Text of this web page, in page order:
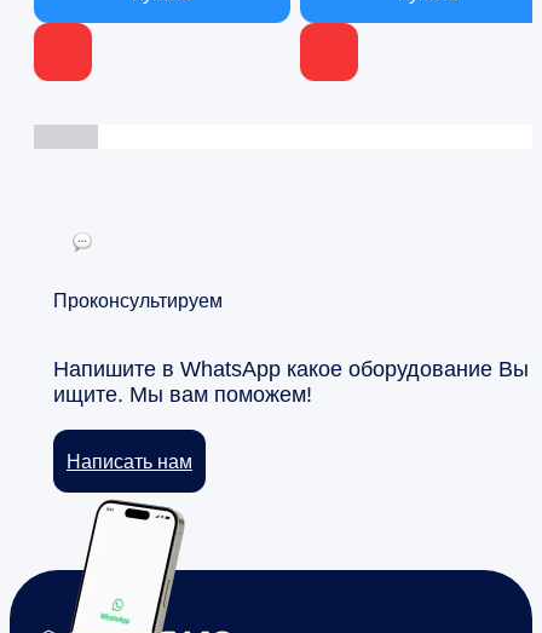
Проконсультируем
Напишите в WhatsApp какое оборудование Вы
ищите. Мы вам поможем!
Написать нам